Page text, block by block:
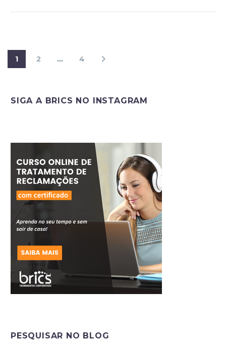
1 2 … 4
SIGA A BRICS NO INSTAGRAM
PESQUISAR NO BLOG